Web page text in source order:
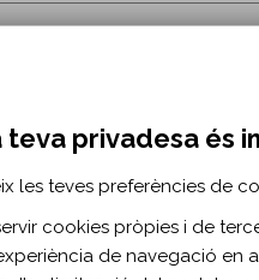
2017
teva privadesa és
les teves preferències de
cookies pròpies i de
de navegació en